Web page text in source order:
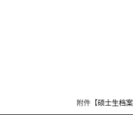
附件【硕士生档